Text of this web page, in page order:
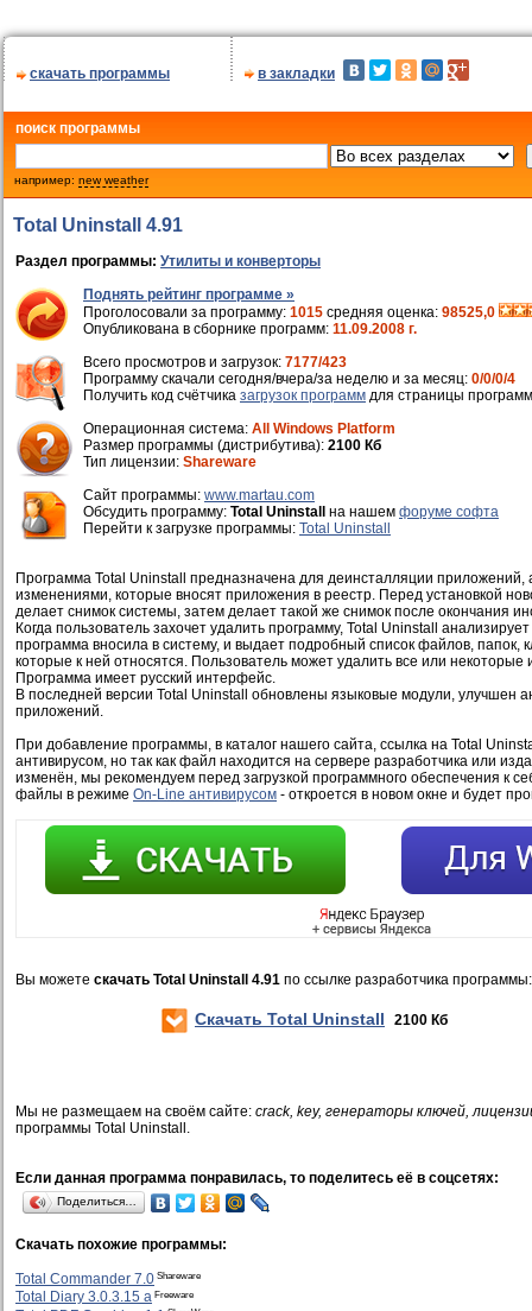
скачать программы в закладки
поиск программы
например: new weather
Total Uninstall 4.91
Раздел программы: Утилиты и конверторы
Поднять рейтинг программе »
Проголосовали за программу: 1015 средняя оценка: 98525,0
Опубликована в сборнике программ: 11.09.2008 г.
Всего просмотров и загрузок: 7177/423
Программу скачали сегодня/вчера/за неделю и за месяц: 0/0/0/4
Получить код счётчика загрузок программ для страницы
Операционная система: All Windows Platform
Размер программы (дистрибутива): 2100 Кб
Тип лицензии: Shareware
Cайт программы: www.martau.com
Обсудить программу: Total Uninstall на нашем форуме софта
Перейти к загрузке программы: Total Uninstall
Программа Total Uninstall предназначена для деинсталляции приложений,
изменениями, которые вносят приложения в реестр. Перед установкой
делает cнимок системы, затем делает такой же снимок после окончания
Когда пользователь захочет удалить программу, Total Uninstall
программа вносила в систему, и выдает подробный список файлов, папок,
которые к ней относятся. Пользователь может удалить все или некоторые
Программа имеет русский интерфейс.
В последней версии Total Uninstall обновлены языковые модули, улучшен
приложений.
При добавление программы, в каталог нашего сайта, ссылка на Total
антивирусом, но так как файл находится на сервере разработчика или
изменён, мы рекомендуем перед загрузкой программного обеспечения к
файлы в режиме On-Line антивирусом - откроется в новом окне и будет
Вы можете скачать Total Uninstall 4.91 по ссылке разработчика программы:
Скачать Total Uninstall 2100 Кб
Мы не размещаем на своём сайте: crack, key, генераторы ключей,
программы Total Uninstall.
Если данная программа понравилась, то поделитесь её в соцсетях:
Поделиться…
Скачать похожие программы:
Total Commander 7.0 Shareware
Total Diary 3.0.3.15 a Freeware